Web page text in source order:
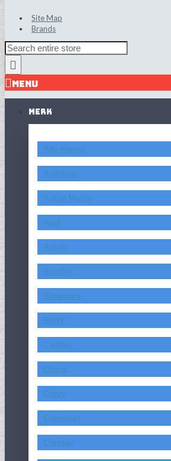
Site Map
Brands
MENU
MERK
Alfa Romeo
Asahimas
Aston Martin
Audi
Austin
Bentley
Bimantara
BMW
Cadillac
Chana
Chery
Chevrolet
Chrysler